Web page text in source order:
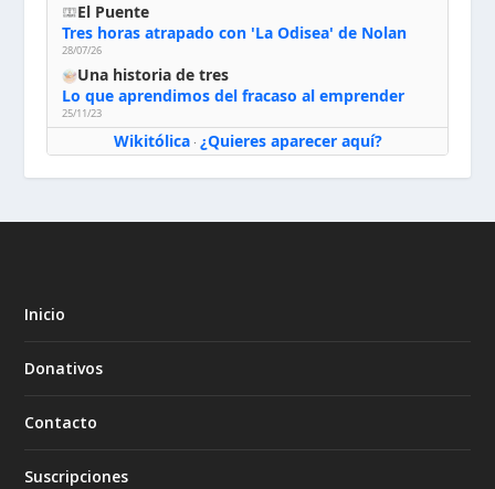
El Puente
Tres horas atrapado con 'La Odisea' de Nolan
28/07/26
Una historia de tres
Lo que aprendimos del fracaso al emprender
25/11/23
Wikitólica· ¿Quieres aparecer aquí?
Inicio
Donativos
Contacto
Suscripciones